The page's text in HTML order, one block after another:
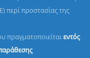
περί προστασίας της
πραγματοποιείταιεντός